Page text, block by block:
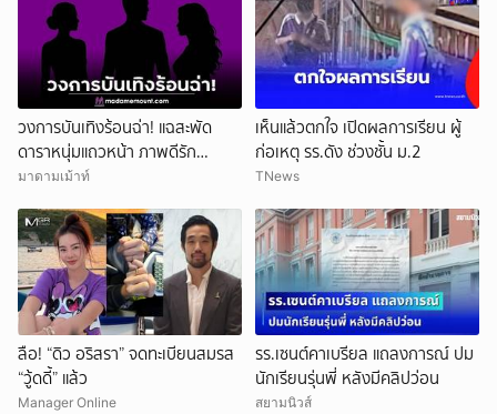
วงการบันเทิงร้อนฉ่า! แฉสะพัด
ดาราหนุ่มแถวหน้า ภาพดีรัก
ครอบครัว สามีนักร้องดัง แอบซุ่ม
มาดามเม้าท์
เห็นแล้วตกใจ เปิดผลการเรียน ผู้
ก่อเหตุ รร.ดัง ช่วงชั้น ม.2
TNews
ลือ! “ดิว อริสรา” จดทะเบียนสมรส
“วู้ดดี้” แล้ว
Manager Online
รร.เซนต์คาเบรียล แถลงการณ์ ปม
นักเรียนรุ่นพี่ หลังมีคลิปว่อน
สยามนิวส์